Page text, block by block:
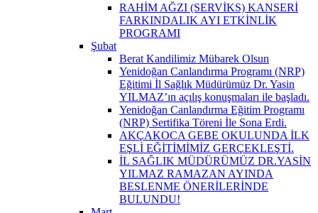
RAHİM AĞZI (SERVİKS) KANSERİ
FARKINDALIK AYI ETKİNLİK
PROGRAMI
Şubat
Berat Kandilimiz Mübarek Olsun
Yenidoğan Canlandırma Programı (NRP)
Eğitimi İl Sağlık Müdürümüz Dr. Yasin
YILMAZ’ın açılış konuşmaları ile başladı.
Yenidoğan Canlandırma Eğitim Programı
(NRP) Sertifika Töreni İle Sona Erdi.
AKÇAKOCA GEBE OKULUNDA İLK
EŞLİ EĞİTİMİMİZ GERÇEKLEŞTİ.
İL SAĞLIK MÜDÜRÜMÜZ DR.YASİN
YILMAZ RAMAZAN AYINDA
BESLENME ÖNERİLERİNDE
BULUNDU!